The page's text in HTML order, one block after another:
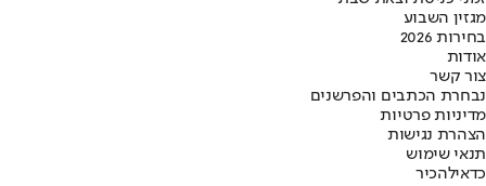
מגזין השבוע
בחירות 2026
אודות
צור קשר
נבחרת הכתבים והפרשנים
מדיניות פרטיות
הצהרת נגישות
תנאי שימוש
כדאילהכיר